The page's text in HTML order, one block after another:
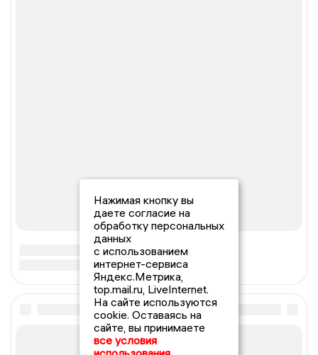
Нажимая кнопку вы
даете согласие на
обработку персональных
данных
с использованием
интернет-сервиса
Яндекс.Метрика,
top.mail.ru, LiveInternet.
На сайте используются
cookie. Оставаясь на
сайте, вы принимаете
все условия